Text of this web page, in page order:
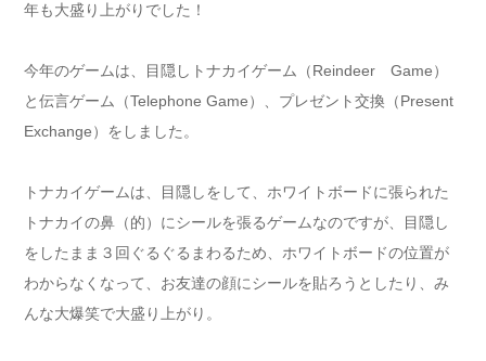
年も大盛り上がりでした！
今年のゲームは、目隠しトナカイゲーム（Reindeer Game）
と伝言ゲーム（Telephone Game）、プレゼント交換（Present
Exchange）をしました。
トナカイゲームは、目隠しをして、ホワイトボードに張られた
トナカイの鼻（的）にシールを張るゲームなのですが、目隠し
をしたまま３回ぐるぐるまわるため、ホワイトボードの位置が
わからなくなって、お友達の顔にシールを貼ろうとしたり、み
んな大爆笑で大盛り上がり。